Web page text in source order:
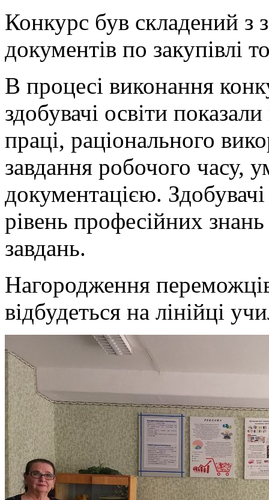
Конкурс був складений з
документів по закупівлі
В процесі виконання
здобувачі освіти
праці, раціонального
завдання робочого часу,
документацією.
рівень професійних
завдань.
Нагородження
відбудеться на лінійці